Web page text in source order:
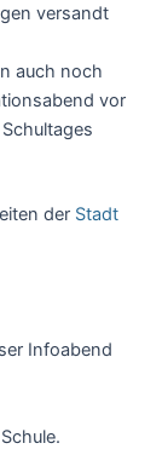
versandt
auch noch
vor
der Stadt
Infoabend